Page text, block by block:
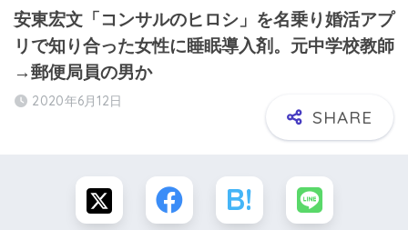
安東宏文「コンサルのヒロシ」を名乗り婚活アプ
リで知り合った女性に睡眠導入剤。元中学校教師
→郵便局員の男か
2020年6月12日